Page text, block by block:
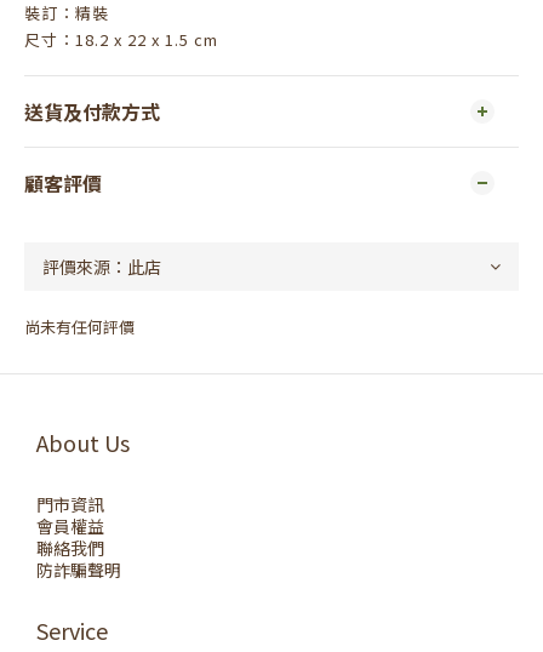
裝訂：精裝
尺寸：18.2 x 22 x 1.5 cm
送貨及付款方式
顧客評價
尚未有任何評價
About Us
門市資訊
會員權益
聯絡我們
防詐騙聲明
Service